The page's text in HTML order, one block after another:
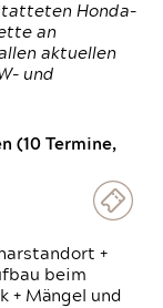
Honda-
an
aktuellen
und
(10 Termine,
+
beim
+ Mängel und